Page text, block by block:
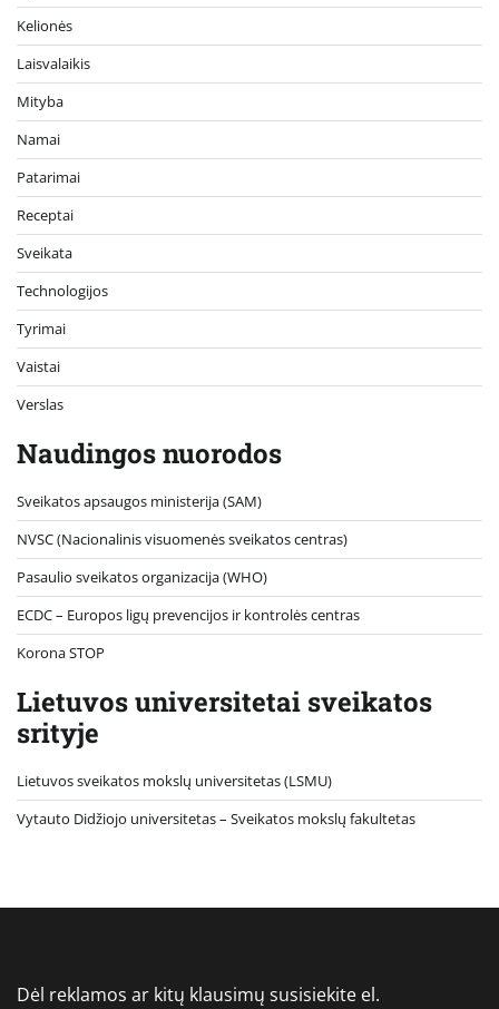
Kelionės
Laisvalaikis
Mityba
Namai
Patarimai
Receptai
Sveikata
Technologijos
Tyrimai
Vaistai
Verslas
Naudingos nuorodos
Sveikatos apsaugos ministerija (SAM)
NVSC (Nacionalinis visuomenės sveikatos centras)
Pasaulio sveikatos organizacija (WHO)
ECDC – Europos ligų prevencijos ir kontrolės centras
Korona STOP
Lietuvos universitetai sveikatos
srityje
Lietuvos sveikatos mokslų universitetas (LSMU)
Vytauto Didžiojo universitetas– Sveikatos mokslų fakultetas
Dėl reklamos ar kitų klausimų susisiekite el.